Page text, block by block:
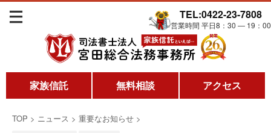
TEL:0422-23-7808
営業時間 平日8：30 ― 19：00
家族信託 無料相談 アクセス
TOP > ニュース > 重要なお知らせ >